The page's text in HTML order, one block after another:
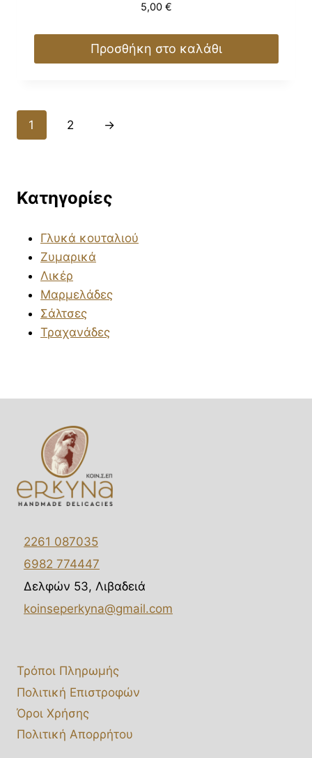
5,00 €
Προσθήκη στο καλάθι
1 2 →
Κατηγορίες
Γλυκά κουταλιού
Ζυμαρικά
Λικέρ
Μαρμελάδες
Σάλτσες
Τραχανάδες
2261 087035
6982 774447
Δελφών 53, Λιβαδειά
koinseperkyna@gmail.com
Τρόποι Πληρωμής
Πολιτική Επιστροφών
Όροι Χρήσης
Πολιτική Απορρήτου